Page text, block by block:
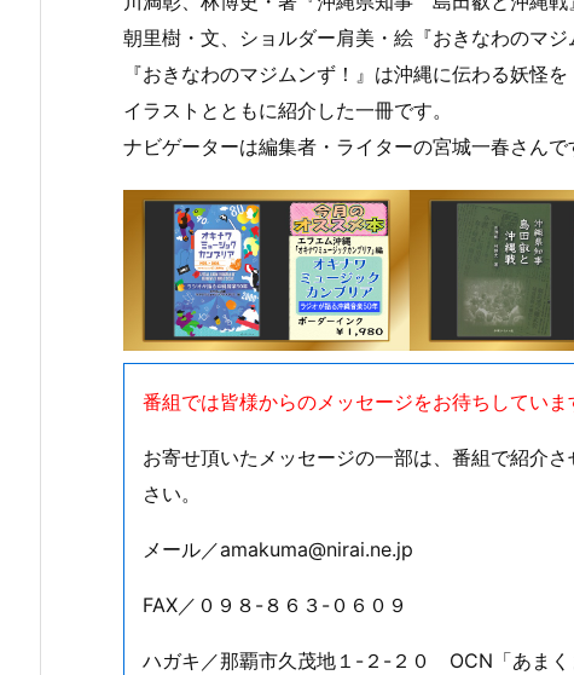
朝里樹・文、ショルダー肩美・絵『おきなわのマジ
『おきなわのマジムンず！』は沖縄に伝わる妖怪を
イラストとともに紹介した一冊です。
ナビゲーターは編集者・ライターの宮城一春さんで
番組では皆様からのメッセージをお待ちしていま
お寄せ頂いたメッセージの一部は、番組で紹介
さい。
メール／amakuma@nirai.ne.jp
FAX／０９８-８６３-０６０９
ハガキ／那覇市久茂地１-２-２０ OCN「あまく